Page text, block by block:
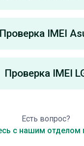
Проверка IMEI
Проверка IMEI
Есть вопрос?
с нашим отделом